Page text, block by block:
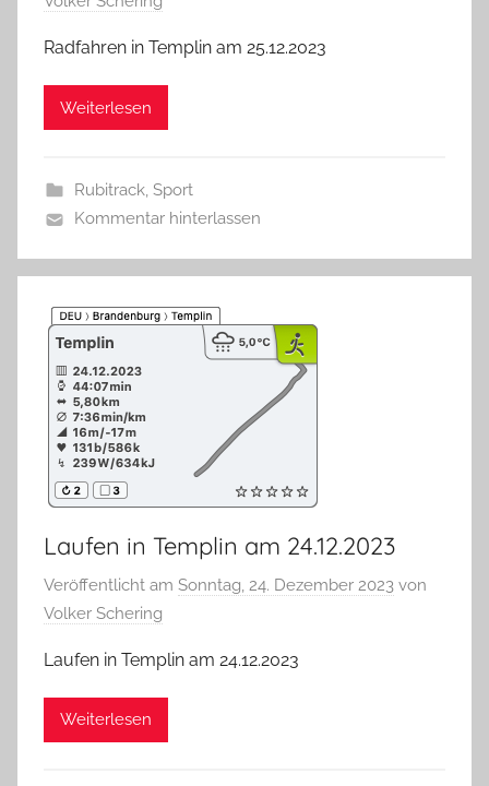
Radfahren in Templin am 25.12.2023
Weiterlesen
Rubitrack, Sport
Kommentar hinterlassen
Laufen in Templin am 24.12.2023
Veröffentlicht am Sonntag, 24. Dezember 2023 von
Volker Schering
Laufen in Templin am 24.12.2023
Weiterlesen